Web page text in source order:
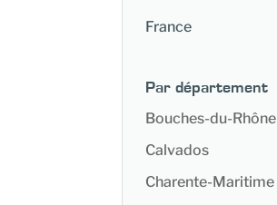
France
Par département
Bouches-du-Rhône
Calvados
Charente-Maritime